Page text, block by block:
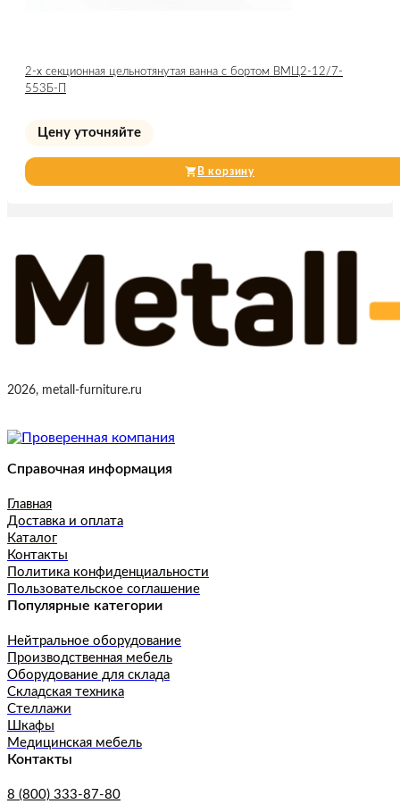
2-х секционная цельнотянутая ванна с бортом ВМЦ2-12/7-
553Б-П
Цену уточняйте
В корзину
2026, metall-furniture.ru
Справочная информация
Главная
Доставка и оплата
Каталог
Контакты
Политика конфиденциальности
Пользовательское соглашение
Популярные категории
Нейтральное оборудование
Производственная мебель
Оборудование для склада
Складская техника
Стеллажи
Шкафы
Медицинская мебель
Контакты
8 (800) 333-87-80